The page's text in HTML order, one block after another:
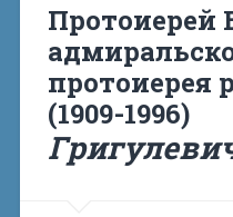
Протоиерей
протоиерея
(1909-1996)